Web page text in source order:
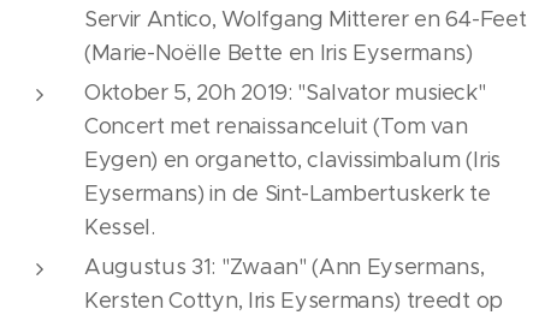
Servir Antico, Wolfgang Mitterer en 64-Feet
(Marie-Noëlle Bette en Iris Eysermans)
Oktober 5, 20h 2019: "Salvator musieck"
Concert met renaissanceluit (Tom van
Eygen) en organetto, clavissimbalum (Iris
Eysermans) in de Sint-Lambertuskerk te
Kessel.
Augustus 31: "Zwaan" (Ann Eysermans,
Kersten Cottyn, Iris Eysermans) treedt op